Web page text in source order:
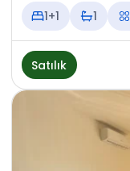
1+1
1
Satılık